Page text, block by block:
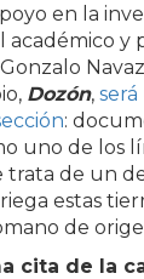
en la
académico y
Dozón,
:
uno de los
trata de un
estas
de
cita de la